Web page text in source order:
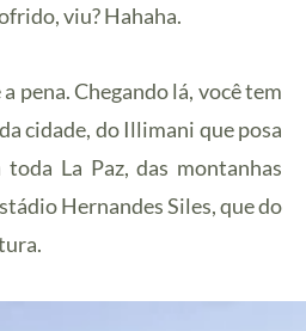
viu? Hahaha.
pena. Chegando lá, você tem
cidade, do Illimani que posa
La Paz, das montanhas
Hernandes Siles, que do